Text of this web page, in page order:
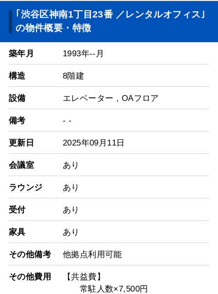
｢渋谷区神南1丁目23番 ／レンタルオフィス｣
の物件概要・特徴
築年月 1993年--月
構造 8階建
設備 エレベーター , OAフロア
備考 - -
更新日 2025年09月11日
会議室 あり
ラウンジ あり
受付 あり
家具 あり
その他備考 他拠点利用可能
その他費用
【共益費】
常駐人数×7,500円